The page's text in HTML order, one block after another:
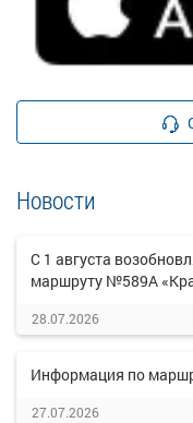
Новости
С 1 августа
маршруту №589А
28.07.2026
Информация по
27.07.2026